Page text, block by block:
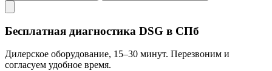
Бесплатная диагностика DSG в СПб
Дилерское оборудование, 15–30 минут. Перезвоним и
согласуем удобное время.